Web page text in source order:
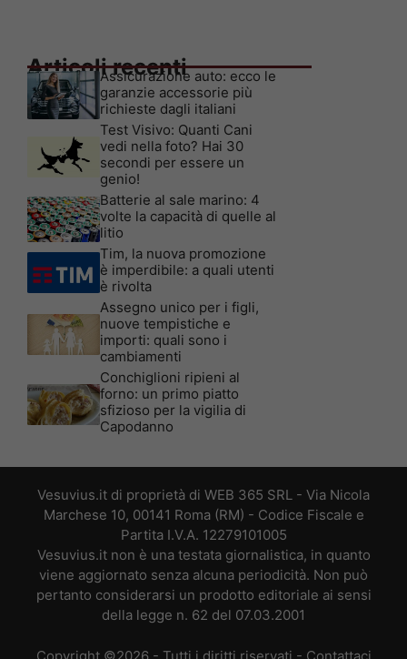
Articoli recenti
Assicurazione auto: ecco le
garanzie accessorie più
richieste dagli italiani
Test Visivo: Quanti Cani
vedi nella foto? Hai 30
secondi per essere un
genio!
Batterie al sale marino: 4
volte la capacità di quelle al
litio
Tim, la nuova promozione
è imperdibile: a quali utenti
è rivolta
Assegno unico per i figli,
nuove tempistiche e
importi: quali sono i
cambiamenti
Conchiglioni ripieni al
forno: un primo piatto
sfizioso per la vigilia di
Capodanno
Vesuvius.it di proprietà di WEB 365 SRL - Via Nicola
Marchese 10, 00141 Roma (RM) - Codice Fiscale e
Partita I.V.A. 12279101005
Vesuvius.it non è una testata giornalistica, in quanto
viene aggiornato senza alcuna periodicità. Non può
pertanto considerarsi un prodotto editoriale ai sensi
della legge n. 62 del 07.03.2001